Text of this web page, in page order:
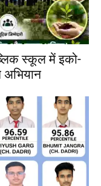
स्कूल में इको-
अभियान